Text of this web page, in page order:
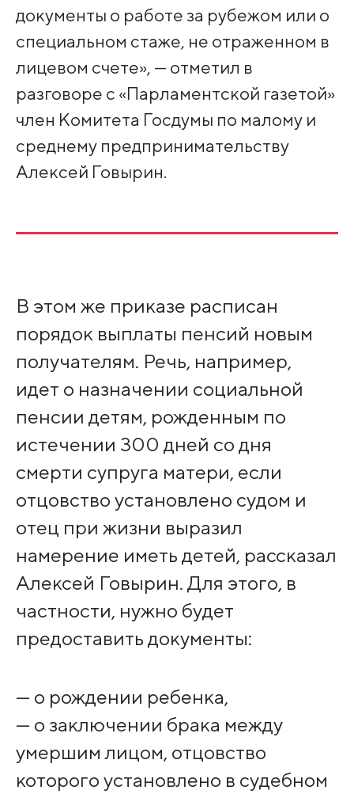
документы о работе за рубежом или о
специальном стаже, не отраженном в
лицевом счете», — отметил в
разговоре с «Парламентской газетой»
член Комитета Госдумы по малому и
среднему предпринимательству
Алексей Говырин.
В этом же приказе расписан
порядок выплаты пенсий новым
получателям. Речь, например,
идет о назначении социальной
пенсии детям, рожденным по
истечении 300 дней со дня
смерти супруга матери, если
отцовство установлено судом и
отец при жизни выразил
намерение иметь детей, рассказал
Алексей Говырин. Для этого, в
частности, нужно будет
предоставить документы:
— о рождении ребенка,
— о заключении брака между
умершим лицом, отцовство
которого установлено в судебном